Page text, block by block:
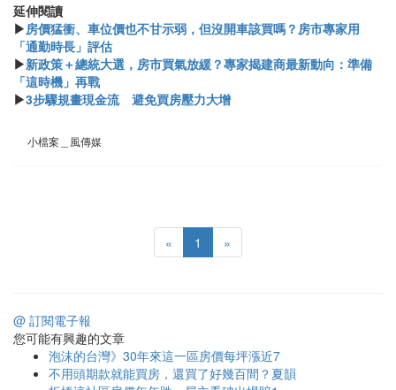
延伸閱讀
▶ 房價猛衝、車位價也不甘示弱，但沒開車該買嗎？房市專家用
「通勤時長」評估
▶新政策＋總統大選，房市買氣放緩？專家揭建商最新動向：準備
「這時機」再戰
▶3步驟規畫現金流 避免買房壓力大增
小檔案＿風傳媒
« 1 »
@ 訂閱電子報
您可能有興趣的文章
泡沫的台灣》30年來這一區房價每坪漲近7
不用頭期款就能買房，還買了好幾百間？夏韻